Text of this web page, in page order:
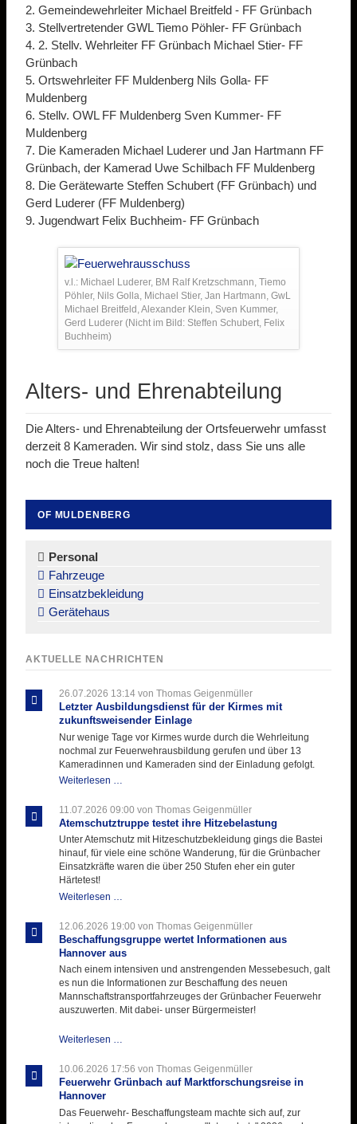
2. Gemeindewehrleiter Michael Breitfeld - FF Grünbach
3. Stellvertretender GWL Tiemo Pöhler- FF Grünbach
4. 2. Stellv. Wehrleiter FF Grünbach Michael Stier- FF
Grünbach
5. Ortswehrleiter FF Muldenberg Nils Golla- FF
Muldenberg
6. Stellv. OWL FF Muldenberg Sven Kummer- FF
Muldenberg
7. Die Kameraden Michael Luderer und Jan Hartmann FF
Grünbach, der Kamerad Uwe Schilbach FF Muldenberg
8. Die Gerätewarte Steffen Schubert (FF Grünbach) und
Gerd Luderer (FF Muldenberg)
9. Jugendwart Felix Buchheim- FF Grünbach
v.l.: Michael Luderer, BM Ralf Kretzschmann, Tiemo
Pöhler, Nils Golla, Michael Stier, Jan Hartmann, GwL
Michael Breitfeld, Alexander Klein, Sven Kummer,
Gerd Luderer (Nicht im Bild: Steffen Schubert, Felix
Buchheim)
Alters- und Ehrenabteilung
Die Alters- und Ehrenabteilung der Ortsfeuerwehr umfasst
derzeit 8 Kameraden. Wir sind stolz, dass Sie uns alle
noch die Treue halten!
OF MULDENBERG
überspringen
Personal
Fahrzeuge
Einsatzbekleidung
Gerätehaus
AKTUELLE NACHRICHTEN
26.07.2026 13:14von Thomas Geigenmüller
Letzter Ausbildungsdienst für der Kirmes mit
zukunftsweisender Einlage
Nur wenige Tage vor Kirmes wurde durch die Wehrleitung
nochmal zur Feuerwehrausbildung gerufen und über 13
Kameradinnen und Kameraden sind der Einladung gefolgt.
Weiterlesen …
für
der
Kirmes
mit
zukunftsweisender
11.07.2026 09:00 von Thomas Geigenmüller
Atemschutztruppe testet ihre Hitzebelastung
Unter Atemschutz mit Hitzeschutzbekleidung gings die Bastei
hinauf, für viele eine schöne Wanderung, für die Grünbacher
Einsatzkräfte waren die über 250 Stufen eher ein guter
Härtetest!
Weiterlesen …
ihre
Hitzebelastung
12.06.2026 19:00 von Thomas Geigenmüller
Beschaffungsgruppe wertet Informationen aus
Hannover aus
Nach einem intensiven und anstrengenden Messebesuch, galt
es nun die Informationen zur Beschaffung des neuen
Mannschaftstransportfahrzeuges der Grünbacher Feuerwehr
auszuwerten. Mit dabei- unser Bürgermeister!
Weiterlesen …
Informationen
aus
10.06.2026 17:56 von Thomas Geigenmüller
Feuerwehr Grünbach auf Marktforschungsreise in
Hannover
Das Feuerwehr- Beschaffungsteam machte sich auf, zur